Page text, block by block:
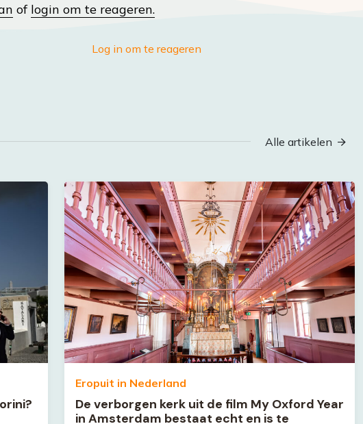
of login om te reageren.
Log in om te reageren
Alle artikelen
Eropuit in Nederland
De verborgen kerk uit de film My Oxford Year
in Amsterdam bestaat echt en is te